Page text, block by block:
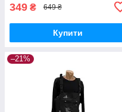
349 ₴ 649 ₴
Купити
–21%